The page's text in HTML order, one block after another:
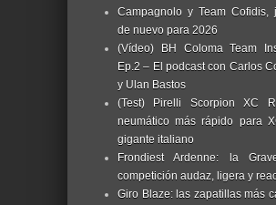
Campagnolo y Team Cofidis,
de nuevo para 2026
(Vídeo) BH Coloma Team
Ep.2 – El podcast con Carlos
y Ulan Bastos
(Test) Pirelli Scorpion XC
neumático más rápido para
gigante italiano
Frondiest Ardenne: la
competición audaz, ligera y
Giro Blaze: las zapatillas más